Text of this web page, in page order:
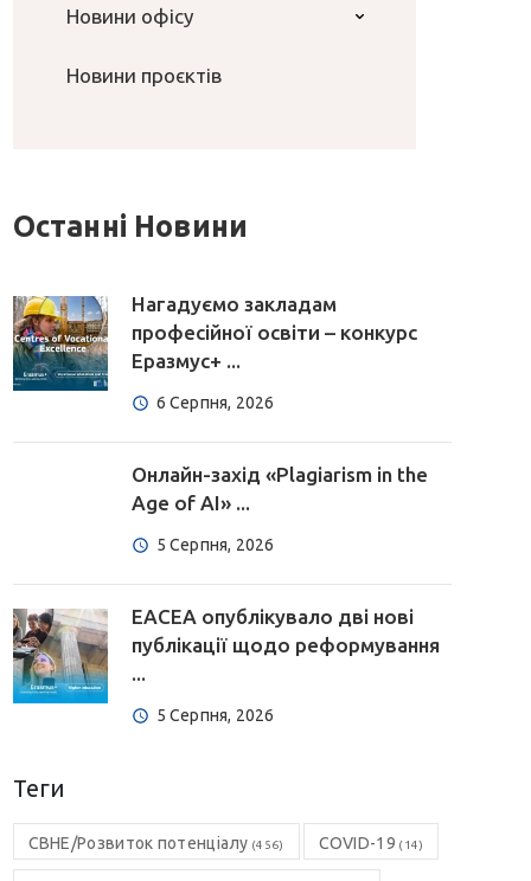
Новини офісу
Новини проєктів
Останні Новини
Нагадуємо закладам
професійної освіти – конкурс
Еразмус+ ...
6 Серпня, 2026
Онлайн-захід «Plagiarism in the
Age of AI» ...
5 Серпня, 2026
EACEA опублікувало дві нові
публікації щодо реформування
...
5 Серпня, 2026
Теги
CBHE/Розвиток потенціалу (456) COVID-19 (14)